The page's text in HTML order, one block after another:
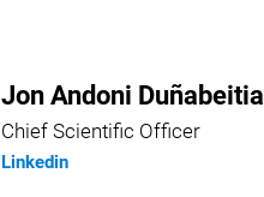
Jon Andoni Duñabeitia
Chief Scientific Officer
Linkedin